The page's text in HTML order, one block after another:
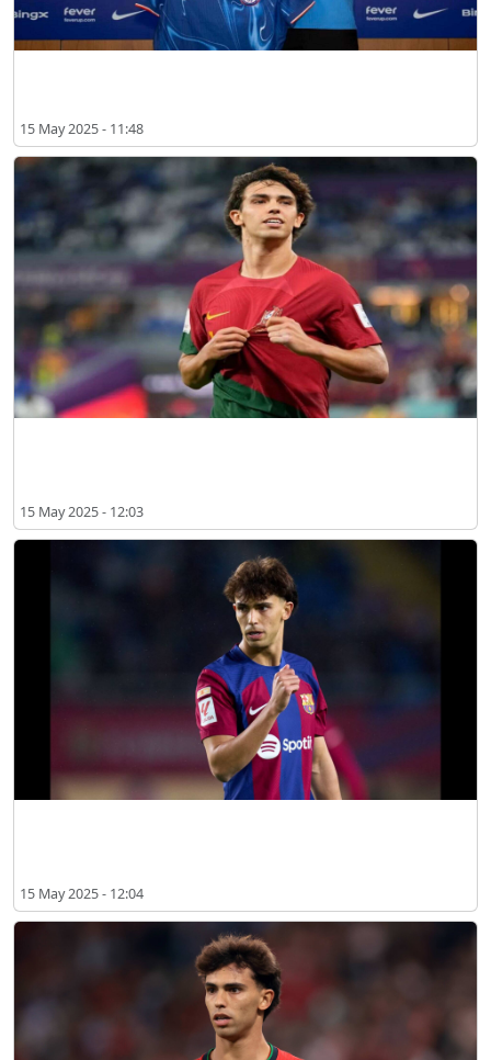
15 May 2025 - 11:48
15 May 2025 - 12:03
15 May 2025 - 12:04